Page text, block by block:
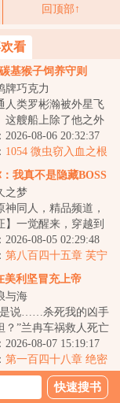
回顶部↑
看
基猴子饲养守则
牌巧克力
人类罗彬瀚被外星飞
这艘船上除了他之外
真大少爷，魅魔，人
特曼...
2026-08-06 20:32:37
1054 微虫窃入血之根
我真不是隐藏BOSS
之梦
神同人，精品频道，
】一觉醒来，穿越到
缝缝补补的提瓦特世
是命...
2026-08-05 02:29:48
第八百四十五章 芙宁
葱盆里的是谁？不过
没用的东西…
美利坚冒充上帝
与海
是说……杀死我的凶手
？”兰冉车祸救人死亡
行世界的美利坚，醒
...
2026-08-07 15:19:17
第一百四十八章 绝密